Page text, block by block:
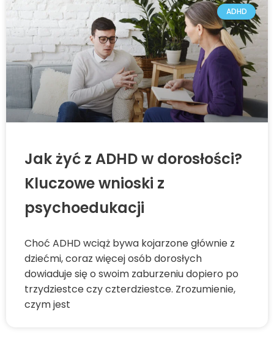
ADHD
Jak żyć z ADHD w dorosłości?
Kluczowe wnioski z
psychoedukacji
Choć ADHD wciąż bywa kojarzone głównie z
dziećmi, coraz więcej osób dorosłych
dowiaduje się o swoim zaburzeniu dopiero po
trzydziestce czy czterdziestce. Zrozumienie,
czym jest